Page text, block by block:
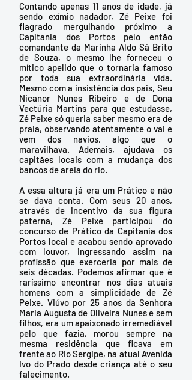
Contando apenas 11 anos de idade, já
sendo exímio nadador, Zé Peixe foi
flagrado mergulhando próximo a
Capitania dos Portos pelo então
comandante da Marinha Aldo Sá Brito
de Souza, o mesmo lhe forneceu o
mítico apelido que o tornaria famoso
por toda sua extraordinária vida.
Mesmo com a insistência dos pais, Seu
Nicanor Nunes Ribeiro e de Dona
Vectúria Martins para que estudasse,
Zé Peixe só queria saber mesmo era de
praia, observando atentamente o vai e
vem dos navios, algo que o
maravilhava. Ademais, ajudava os
capitães locais com a mudança dos
bancos de areia do rio.
A essa altura já era um Prático e não
se dava conta. Com seus 20 anos,
através de incentivo da sua figura
paterna, Zé Peixe participou do
concurso de Prático da Capitania dos
Portos local e acabou sendo aprovado
com louvor, ingressando assim na
profissão que exerceria por mais de
seis décadas. Podemos afirmar que é
raríssimo encontrar nos dias atuais
homens com a simplicidade de Zé
Peixe. Viúvo por 25 anos da Senhora
Maria Augusta de Oliveira Nunes e sem
filhos, era um apaixonado irremediável
pelo que fazia, morou sempre na
mesma residência que ficava em
frente ao Rio Sergipe, na atual Avenida
Ivo do Prado desde criança até o seu
falecimento.